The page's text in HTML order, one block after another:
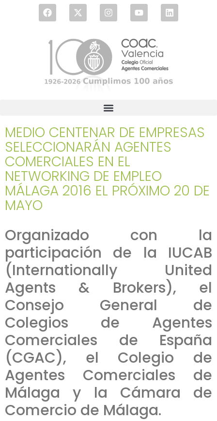
MEDIO CENTENAR DE EMPRESAS
SELECCIONARÁN AGENTES
COMERCIALES EN EL
NETWORKING DE EMPLEO
MÁLAGA 2016 EL PRÓXIMO 20 DE
MAYO
Organizado con la
participación de la IUCAB
(Internationally United
Agents & Brokers), el
Consejo General de
Colegios de Agentes
Comerciales de España
(CGAC), el Colegio de
Agentes Comerciales de
Málaga y la Cámara de
Comercio de Málaga.